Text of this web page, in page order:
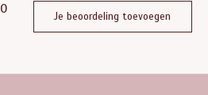
0
Je beoordeling toevoegen